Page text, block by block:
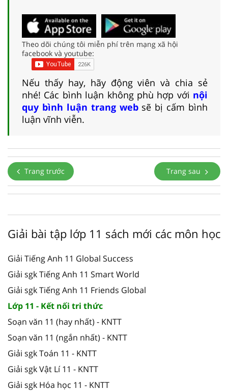
Theo dõi chúng tôi miễn phí trên mạng xã hội
facebook và youtube:
Nếu thấy hay, hãy động viên và chia sẻ
nhé! Các bình luận không phù hợp với nội
quy bình luận trang websẽ bị cấm bình
luận vĩnh viễn.
Trang trước Trang sau
Giải bài tập lớp 11 sách mới các môn học
Giải Tiếng Anh 11 Global Success
Giải sgk Tiếng Anh 11 Smart World
Giải sgk Tiếng Anh 11 Friends Global
Lớp 11 - Kết nối tri thức
Soạn văn 11 (hay nhất) - KNTT
Soạn văn 11 (ngắn nhất) - KNTT
Giải sgk Toán 11 - KNTT
Giải sgk Vật Lí 11 - KNTT
Giải sgk Hóa học 11 - KNTT